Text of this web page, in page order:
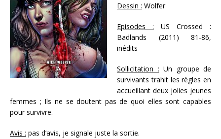
Dessin : Wolfer
Episodes : US Crossed :
Badlands (2011) 81-86,
inédits
Sollicitation : Un groupe de
survivants trahit les règles en
accueillant deux jolies jeunes
femmes ; Ils ne se doutent pas de quoi elles sont capables
pour survivre.
Avis : pas d’avis, je signale juste la sortie.